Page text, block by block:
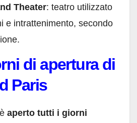
Theater: teatro utilizzato
e intrattenimento, secondo
di apertura di
Paris
aperto tutti i giorni